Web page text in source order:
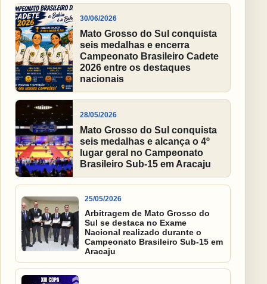
30/06/2026
Mato Grosso do Sul conquista
seis medalhas e encerra
Campeonato Brasileiro Cadete
2026 entre os destaques
nacionais
28/05/2026
Mato Grosso do Sul conquista
seis medalhas e alcança o 4º
lugar geral no Campeonato
Brasileiro Sub-15 em Aracaju
25/05/2026
Arbitragem de Mato Grosso do
Sul se destaca no Exame
Nacional realizado durante o
Campeonato Brasileiro Sub-15 em
Aracaju